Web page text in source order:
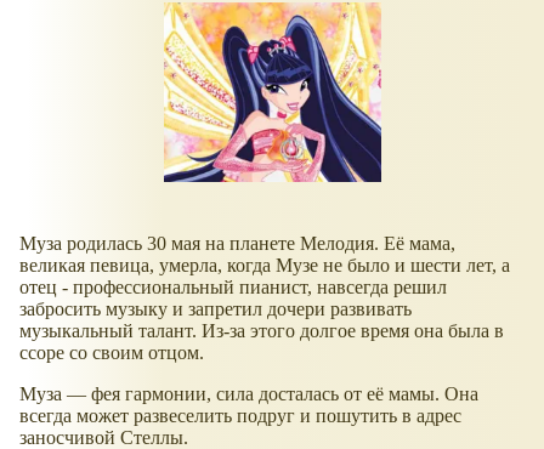
Муза родилась 30 мая на планете Мелодия. Её мама,
великая певица, умерла, когда Музе не было и шести лет, а
отец - профессиональный пианист, навсегда решил
забросить музыку и запретил дочери развивать
музыкальный талант. Из-за этого долгое время она была в
ссоре со своим отцом.
Муза — фея гармонии, сила досталась от её мамы. Она
всегда может развеселить подруг и пошутить в адрес
заносчивой Стеллы.